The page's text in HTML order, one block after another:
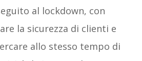
al lockdown, con
la sicurezza di clienti e
allo stesso tempo di